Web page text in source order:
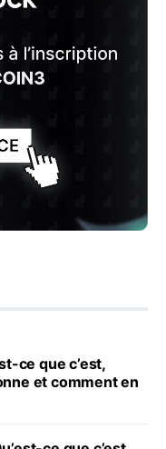
ce que c’est,
et comment en